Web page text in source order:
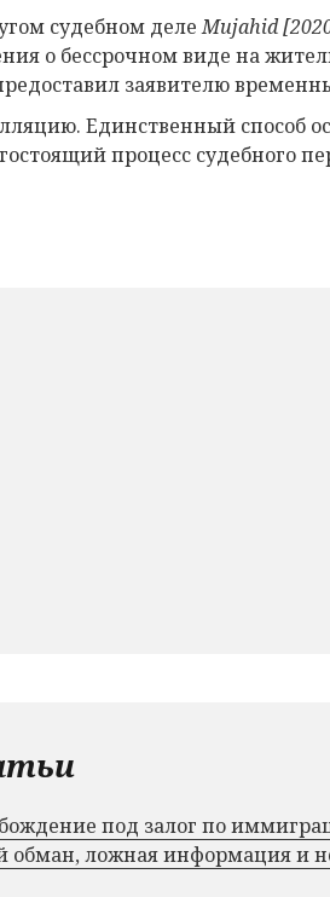
судебном делеMujahid
о бессрочном виде на
заявителю
Единственный способ
процесс судебного
под залог по
обман, ложная информация и